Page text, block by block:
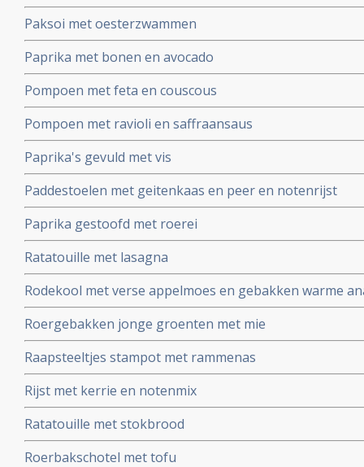
Paksoi met oesterzwammen
Paprika met bonen en avocado
Pompoen met feta en couscous
Pompoen met ravioli en saffraansaus
Paprika's gevuld met vis
Paddestoelen met geitenkaas en peer en notenrijst
Paprika gestoofd met roerei
Ratatouille met lasagna
Rodekool met verse appelmoes en gebakken warme
Roergebakken jonge groenten met mie
Raapsteeltjes stampot met rammenas
Rijst met kerrie en notenmix
Ratatouille met stokbrood
Roerbakschotel met tofu